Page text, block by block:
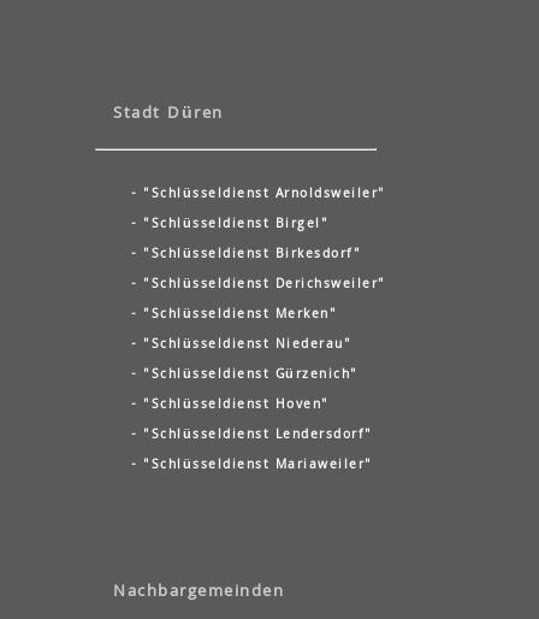
Stadt Düren
- "Schlüsseldienst Arnoldsweiler"
- "Schlüsseldienst Birgel"
- "Schlüsseldienst Birkesdorf"
- "Schlüsseldienst Derichsweiler"
- "Schlüsseldienst Merken"
- "Schlüsseldienst Niederau"
- "Schlüsseldienst Gürzenich"
- "Schlüsseldienst Hoven"
- "Schlüsseldienst Lendersdorf"
- "Schlüsseldienst Mariaweiler"
Nachbargemeinden